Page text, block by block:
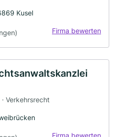
Kusel
Firma bewerten
Verkehrsrecht
Firma bewerten